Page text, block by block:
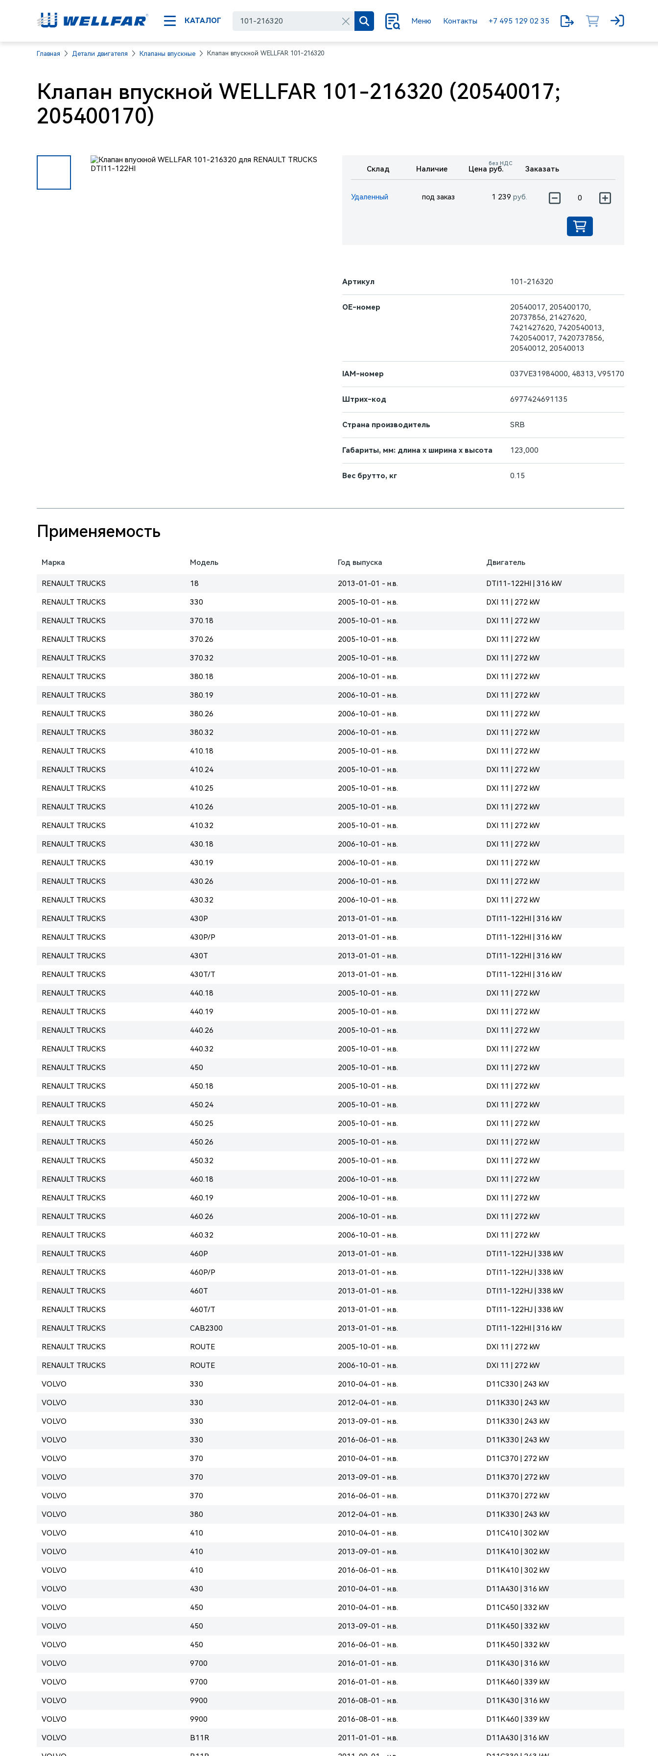
КАТАЛОГ Меню Контакты +7 495 129 02 35
Главная Детали двигателя Клапаны впускные Клапан впускной WELLFAR 101-216320
Клапан впускной WELLFAR 101-216320 (20540017;
205400170)
Склад Наличие Цена руб.
без НДС
Заказать
Удаленный под заказ 1 239 руб.
Артикул 101-216320
OE-номер
20540017, 205400170,
20737856, 21427620,
7421427620, 7420540013,
7420540017, 7420737856,
20540012, 20540013
IAM-номер 037VE31984000, 48313, V95170
Штрих-код 6977424691135
Страна производитель SRB
Габариты, мм: длина х ширина х высота 123,000
Вес брутто, кг 0.15
Применяемость
Марка Модель Год выпуска Двигатель
RENAULT TRUCKS 18 2013-01-01 - н.в. DTI11-122HI | 316 kW
RENAULT TRUCKS 330 2005-10-01 - н.в. DXI 11 | 272 kW
RENAULT TRUCKS 370.18 2005-10-01 - н.в. DXI 11 | 272 kW
RENAULT TRUCKS 370.26 2005-10-01 - н.в. DXI 11 | 272 kW
RENAULT TRUCKS 370.32 2005-10-01 - н.в. DXI 11 | 272 kW
RENAULT TRUCKS 380.18 2006-10-01 - н.в. DXI 11 | 272 kW
RENAULT TRUCKS 380.19 2006-10-01 - н.в. DXI 11 | 272 kW
RENAULT TRUCKS 380.26 2006-10-01 - н.в. DXI 11 | 272 kW
RENAULT TRUCKS 380.32 2006-10-01 - н.в. DXI 11 | 272 kW
RENAULT TRUCKS 410.18 2005-10-01 - н.в. DXI 11 | 272 kW
RENAULT TRUCKS 410.24 2005-10-01 - н.в. DXI 11 | 272 kW
RENAULT TRUCKS 410.25 2005-10-01 - н.в. DXI 11 | 272 kW
RENAULT TRUCKS 410.26 2005-10-01 - н.в. DXI 11 | 272 kW
RENAULT TRUCKS 410.32 2005-10-01 - н.в. DXI 11 | 272 kW
RENAULT TRUCKS 430.18 2006-10-01 - н.в. DXI 11 | 272 kW
RENAULT TRUCKS 430.19 2006-10-01 - н.в. DXI 11 | 272 kW
RENAULT TRUCKS 430.26 2006-10-01 - н.в. DXI 11 | 272 kW
RENAULT TRUCKS 430.32 2006-10-01 - н.в. DXI 11 | 272 kW
RENAULT TRUCKS 430P 2013-01-01 - н.в. DTI11-122HI | 316 kW
RENAULT TRUCKS 430P/P 2013-01-01 - н.в. DTI11-122HI | 316 kW
RENAULT TRUCKS 430T 2013-01-01 - н.в. DTI11-122HI | 316 kW
RENAULT TRUCKS 430T/T 2013-01-01 - н.в. DTI11-122HI | 316 kW
RENAULT TRUCKS 440.18 2005-10-01 - н.в. DXI 11 | 272 kW
RENAULT TRUCKS 440.19 2005-10-01 - н.в. DXI 11 | 272 kW
RENAULT TRUCKS 440.26 2005-10-01 - н.в. DXI 11 | 272 kW
RENAULT TRUCKS 440.32 2005-10-01 - н.в. DXI 11 | 272 kW
RENAULT TRUCKS 450 2005-10-01 - н.в. DXI 11 | 272 kW
RENAULT TRUCKS 450.18 2005-10-01 - н.в. DXI 11 | 272 kW
RENAULT TRUCKS 450.24 2005-10-01 - н.в. DXI 11 | 272 kW
RENAULT TRUCKS 450.25 2005-10-01 - н.в. DXI 11 | 272 kW
RENAULT TRUCKS 450.26 2005-10-01 - н.в. DXI 11 | 272 kW
RENAULT TRUCKS 450.32 2005-10-01 - н.в. DXI 11 | 272 kW
RENAULT TRUCKS 460.18 2006-10-01 - н.в. DXI 11 | 272 kW
RENAULT TRUCKS 460.19 2006-10-01 - н.в. DXI 11 | 272 kW
RENAULT TRUCKS 460.26 2006-10-01 - н.в. DXI 11 | 272 kW
RENAULT TRUCKS 460.32 2006-10-01 - н.в. DXI 11 | 272 kW
RENAULT TRUCKS 460P 2013-01-01 - н.в. DTI11-122HJ | 338 kW
RENAULT TRUCKS 460P/P 2013-01-01 - н.в. DTI11-122HJ | 338 kW
RENAULT TRUCKS 460T 2013-01-01 - н.в. DTI11-122HJ | 338 kW
RENAULT TRUCKS 460T/T 2013-01-01 - н.в. DTI11-122HJ | 338 kW
RENAULT TRUCKS CAB2300 2013-01-01 - н.в. DTI11-122HI | 316 kW
RENAULT TRUCKS ROUTE 2005-10-01 - н.в. DXI 11 | 272 kW
RENAULT TRUCKS ROUTE 2006-10-01 - н.в. DXI 11 | 272 kW
VOLVO 330 2010-04-01 - н.в. D11C330 | 243 kW
VOLVO 330 2012-04-01 - н.в. D11K330 | 243 kW
VOLVO 330 2013-09-01 - н.в. D11K330 | 243 kW
VOLVO 330 2016-06-01 - н.в. D11K330 | 243 kW
VOLVO 370 2010-04-01 - н.в. D11C370 | 272 kW
VOLVO 370 2013-09-01 - н.в. D11K370 | 272 kW
VOLVO 370 2016-06-01 - н.в. D11K370 | 272 kW
VOLVO 380 2012-04-01 - н.в. D11K330 | 243 kW
VOLVO 410 2010-04-01 - н.в. D11C410 | 302 kW
VOLVO 410 2013-09-01 - н.в. D11K410 | 302 kW
VOLVO 410 2016-06-01 - н.в. D11K410 | 302 kW
VOLVO 430 2010-04-01 - н.в. D11A430 | 316 kW
VOLVO 450 2010-04-01 - н.в. D11C450 | 332 kW
VOLVO 450 2013-09-01 - н.в. D11K450 | 332 kW
VOLVO 450 2016-06-01 - н.в. D11K450 | 332 kW
VOLVO 9700 2016-01-01 - н.в. D11K430 | 316 kW
VOLVO 9700 2016-01-01 - н.в. D11K460 | 339 kW
VOLVO 9900 2016-08-01 - н.в. D11K430 | 316 kW
VOLVO 9900 2016-08-01 - н.в. D11K460 | 339 kW
VOLVO B11R 2011-01-01 - н.в. D11A430 | 316 kW